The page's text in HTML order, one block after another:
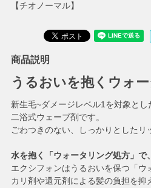
【チオノーマル】
商品説明
うるおいを抱くウォ
新生毛~ダメージレベル1を対象と
二浴式ウェーブ剤です。
ごわつきのない、しっかりとしたリ
水を抱く「ウォータリング処方」で
エクシフォンはうるおいを保つ「
カリ剤や還元剤による髪の負担を抑